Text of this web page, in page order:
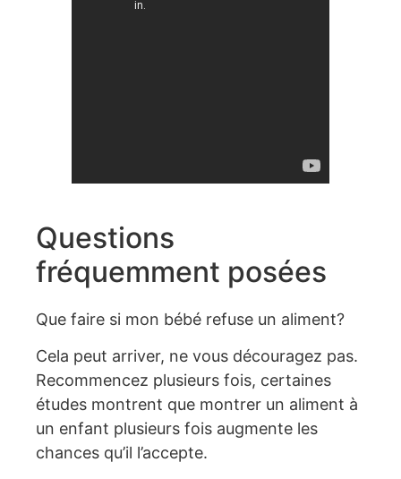
Questions
fréquemment posées
Que faire si mon bébé refuse un aliment?
Cela peut arriver, ne vous découragez pas.
Recommencez plusieurs fois, certaines
études montrent que montrer un aliment à
un enfant plusieurs fois augmente les
chances qu’il l’accepte.